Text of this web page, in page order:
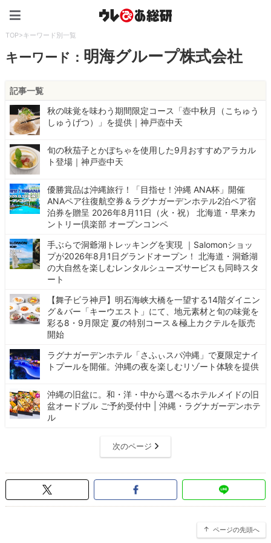
TOP>キーワード別一覧
キーワード： 明海グループ株式会社
記事一覧
秋の味覚を味わう期間限定コース「壺中秋月（こちゅう
しゅうげつ）」を提供｜神戸壺中天
旬の秋茄子とかぼちゃを使用した9月おすすめアラカル
ト登場｜神戸壺中天
優勝賞品は沖縄旅行！「目指せ！沖縄 ANA杯」開催
ANAペア往復航空券＆ラグナガーデンホテル2泊ペア宿
泊券を贈呈 2026年8月11日（火・祝） 北海道・早来カ
ントリー倶楽部 オープンコンペ
手ぶらで洞爺湖トレッキングを実現 ｜Salomonショッ
プが2026年8月1日グランドオープン！ 北海道・洞爺湖
の大自然を楽しむレンタルシューズサービスも同時スタ
ート
【舞子ビラ神戸】明石海峡大橋を一望する14階ダイニン
グ＆バー「キーウエスト」にて、地元素材と旬の味覚を
彩る8・9月限定 夏の特別コース＆極上カクテルを販売
開始
ラグナガーデンホテル「さふぃスパ沖縄」で夏限定ナイ
トプールを開催。沖縄の夜を楽しむリゾート体験を提供
沖縄の旧盆に。和・洋・中から選べるホテルメイドの旧
盆オードブル ご予約受付中 | 沖縄・ラグナガーデンホテ
ル
次のページ
ページの先頭へ